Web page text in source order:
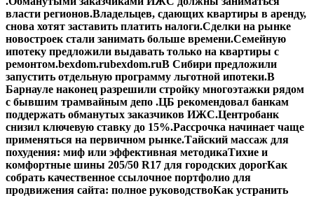
власти регионов.Владельцев, сдающих квартиры в аренду,
снова хотят заставить платить налоги.Сделки на рынке
новостроек стали занимать больше времени.Семейную
ипотеку предложили выдавать только на квартиры с
ремонтом.bexdom.rubexdom.ruВ Сибири предложили
запустить отдельную программу льготной ипотеки.В
Барнауле наконец разрешили стройку многоэтажки рядом
с бывшим трамвайным депо .ЦБ рекомендовал банкам
поддержать обманутых заказчиков ИЖС.Центробанк
снизил ключевую ставку до 15%.Рассрочка начинает чаще
применяться на первичном рынке.Тайский массаж для
похудения: миф или эффективная методикаТихие и
комфортные шины 205/50 R17 для городских дорогКак
собрать качественное ссылочное портфолио для
продвижения сайта: полное руководствоКак устранить